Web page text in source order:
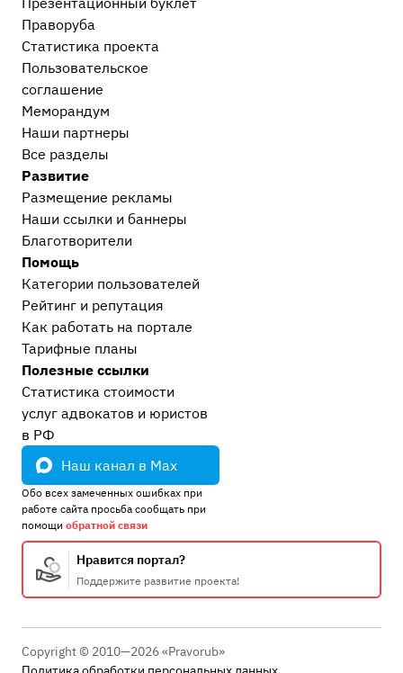
Праворуба
Статистика проекта
Пользовательское
соглашение
Меморандум
Наши партнеры
Все разделы
Развитие
Размещение рекламы
Наши ссылки и баннеры
Благотворители
Помощь
Категории пользователей
Рейтинг и репутация
Как работать на портале
Тарифные планы
Полезные ссылки
Статистика стоимости
услуг адвокатов и юристов
в РФ
Наш канал в Max
Обо всех замеченных ошибках при
работе сайта просьба сообщать при
помощи обратной связи
Нравится портал?
Поддержите развитие проекта!
Copyright © 2010—2026 «Pravorub»